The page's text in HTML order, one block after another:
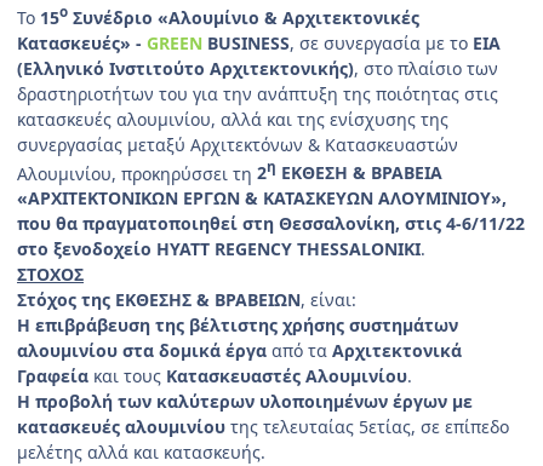
Το 15ο Συνέδριο «Αλουμίνιο & Αρχιτεκτονικές
Κατασκευές» - GREEN BUSINESS, σε συνεργασία με το ΕΙΑ
(Ελληνικό Ινστιτούτο Αρχιτεκτονικής), στο πλαίσιο των
δραστηριοτήτων του για την ανάπτυξη της ποιότητας στις
κατασκευές αλουμινίου, αλλά και της ενίσχυσης της
συνεργασίας μεταξύ Αρχιτεκτόνων & Κατασκευαστών
Αλουμινίου, προκηρύσσει τη 2η ΕΚΘΕΣΗ & ΒΡΑΒΕΙΑ
«ΑΡΧΙΤΕΚΤΟΝΙΚΩΝ ΕΡΓΩΝ & ΚΑΤΑΣΚΕΥΩΝ ΑΛΟΥΜΙΝΙΟΥ»,
που θα πραγματοποιηθεί στη Θεσσαλονίκη, στις 4-6/11/22
στο ξενοδοχείο HYATT REGENCY THESSALONIKI.
ΣΤΟΧΟΣ
Στόχος της ΕΚΘΕΣΗΣ & ΒΡΑΒΕΙΩΝ, είναι:
Η επιβράβευση της βέλτιστης χρήσης συστημάτων
αλουμινίου στα δομικά έργα από τα Αρχιτεκτονικά
Γραφεία και τους Κατασκευαστές Αλουμινίου.
Η προβολή των καλύτερων υλοποιημένων έργων με
κατασκευές αλουμινίου της τελευταίας 5ετίας, σε επίπεδο
μελέτης αλλά και κατασκευής.